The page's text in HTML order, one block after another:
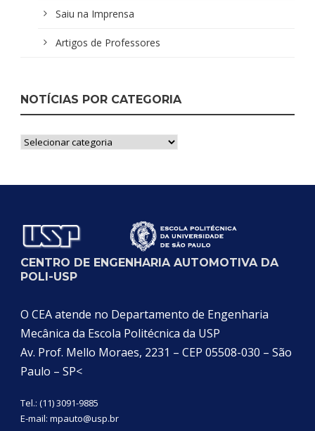
Saiu na Imprensa
Artigos de Professores
NOTÍCIAS POR CATEGORIA
Notícias
CENTRO DE ENGENHARIA AUTOMOTIVA DA
POLI-USP
O CEA atende no Departamento de Engenharia
Mecânica da Escola Politécnica da USP
Av. Prof. Mello Moraes, 2231 – CEP 05508-030 – São
Paulo – SP<
Tel.: (11) 3091-9885
E-mail: mpauto@usp.br